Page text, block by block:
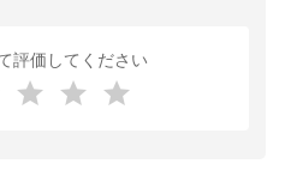
評価してください